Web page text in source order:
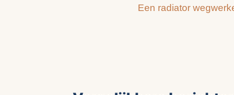
navigatie
Een radiator